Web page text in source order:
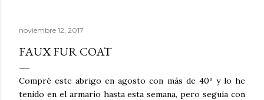
noviembre 12, 2017
FAUX FUR COAT
Compré este abrigo en agosto con más de 40º y lo he
tenido en el armario hasta esta semana, pero seguía con